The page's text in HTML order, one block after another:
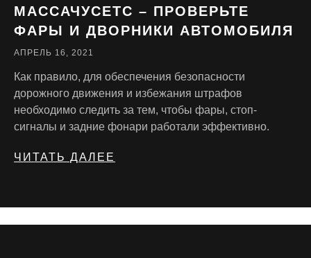
МАССАЧУСЕТС – ПРОВЕРЬТЕ
ФАРЫ И ДВОРНИКИ АВТОМОБИЛЯ
АПРЕЛЬ 16, 2021
Как правило, для обеспечения безопасности
дорожного движения и избежания штрафов
необходимо следить за тем, чтобы фары, стоп-
сигналы и задние фонари работали эффективно.
ЧИТАТЬ ДАЛЕЕ